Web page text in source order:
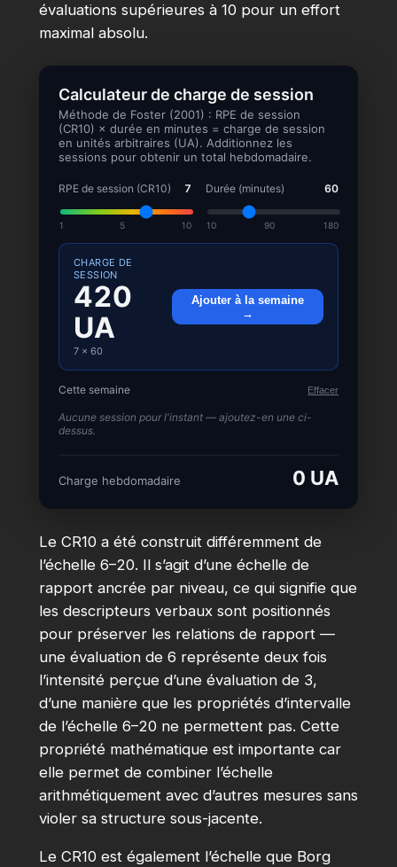
évaluations supérieures à 10 pour un effort
maximal absolu.
Calculateur de charge de session
Méthode de Foster (2001) : RPE de session
(CR10) × durée en minutes = charge de session
en unités arbitraires (UA). Additionnez les
sessions pour obtenir un total hebdomadaire.
RPE de session (CR10) 7
1 5 10
Durée (minutes) 60
10 90 180
CHARGE DE
SESSION
420
UA
7 × 60
Ajouter à la semaine
→
Cette semaine Effacer
Aucune session pour l'instant — ajoutez-en une ci-
dessus.
Charge hebdomadaire 0 UA
Le CR10 a été construit différemment de
l’échelle 6–20. Il s’agit d’une échelle de
rapport ancrée par niveau, ce qui signifie que
les descripteurs verbaux sont positionnés
pour préserver les relations de rapport —
une évaluation de 6 représente deux fois
l’intensité perçue d’une évaluation de 3,
d’une manière que les propriétés d’intervalle
de l’échelle 6–20 ne permettent pas. Cette
propriété mathématique est importante car
elle permet de combiner l’échelle
arithmétiquement avec d’autres mesures sans
violer sa structure sous-jacente.
Le CR10 est également l’échelle que Borg